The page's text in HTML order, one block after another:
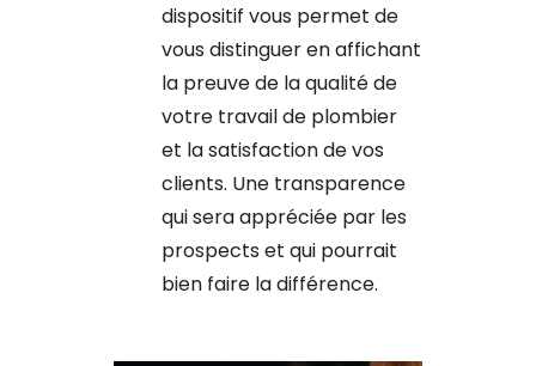
dispositif vous permet de
vous distinguer en affichant
la preuve de la qualité de
votre travail de plombier
et la satisfaction de vos
clients. Une transparence
qui sera appréciée par les
prospects et qui pourrait
bien faire la différence.